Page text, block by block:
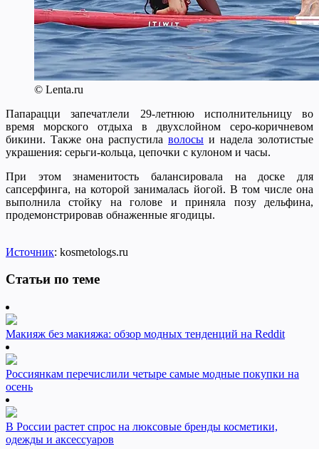
© Lenta.ru
Папарацци запечатлели 29-летнюю исполнительницу во
время морского отдыха в двухслойном серо-коричневом
бикини. Также она распустила волосы и надела золотистые
украшения: серьги-кольца, цепочки с кулоном и часы.
При этом знаменитость балансировала на доске для
сапсерфинга, на которой занималась йогой. В том числе она
выполнила стойку на голове и приняла позу дельфина,
продемонстрировав обнаженные ягодицы.
Источник: kosmetologs.ru
Статьи по теме
Макияж без макияжа: обзор модных тенденций на Reddit
Россиянкам перечислили четыре самые модные покупки на
осень
В России растет спрос на люксовые бренды косметики,
одежды и аксессуаров